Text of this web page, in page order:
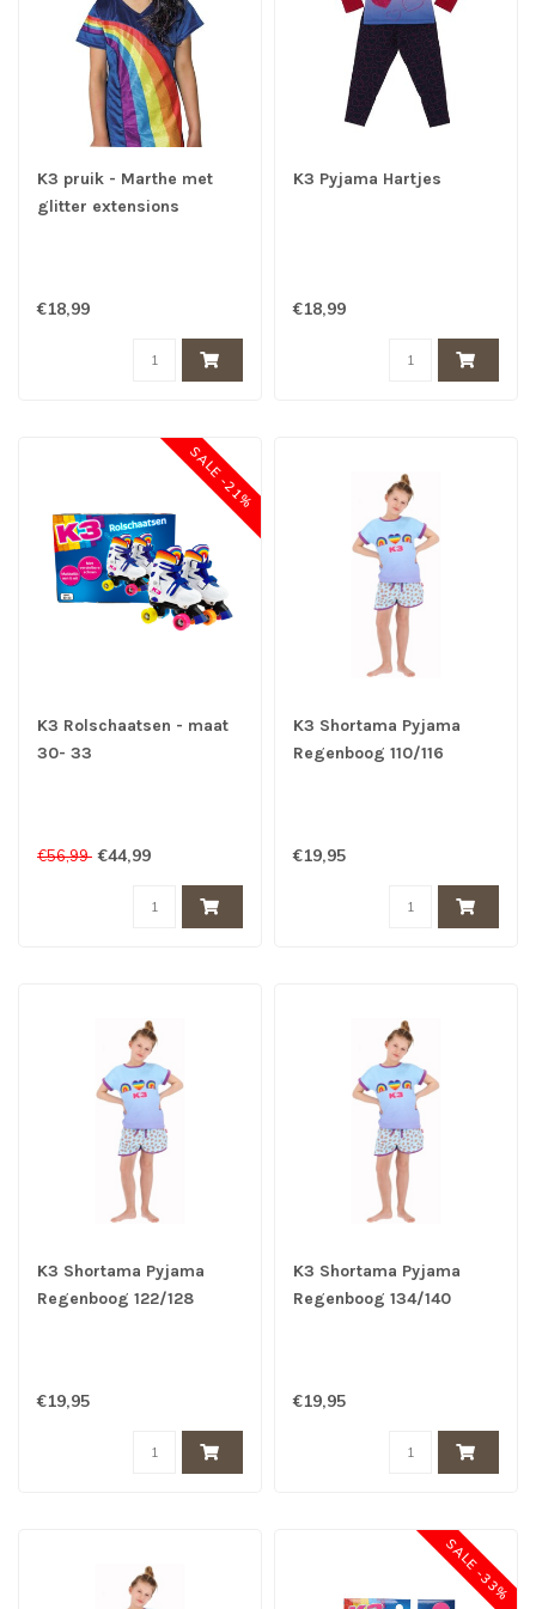
K3 pruik - Marthe met
glitter extensions
€18,99
K3 Pyjama Hartjes
€18,99
SALE -21%
K3 Rolschaatsen - maat
30- 33
€56,99 €44,99
K3 Shortama Pyjama
Regenboog 110/116
€19,95
K3 Shortama Pyjama
Regenboog 122/128
€19,95
K3 Shortama Pyjama
Regenboog 134/140
€19,95
SALE -33%